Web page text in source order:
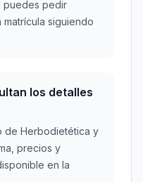
puedes pedir
siguiendo
los detalles
de Herbodietética y
precios y
en la